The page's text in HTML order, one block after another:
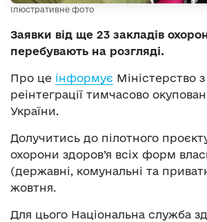
Ілюстративне фото
Заявки від ще 23 закладів
перебувають на розгляді.
Про це інформує Міністерство
реінтеграції тимчасово
України.
Долучитись до пілотного
охорони здоров’я всіх форм
(державні, комунальні та
жовтня.
Для цього Національна служба